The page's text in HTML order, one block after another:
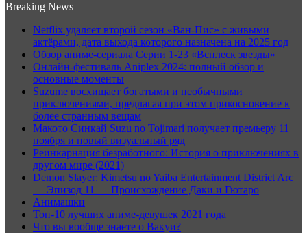
Breaking News
Netflix удаляет второй сезон «Ван-Пис» с живыми
актёрами, дата выхода которого назначена на 2025 год
Обзор аниме-сериала Серии 1-23 «Всплеск звезды»
Онлайн-фестиваль Aniplex 2024: полный обзор и
основные моменты
Suzume восхищает богатыми и необычными
приключениями, предлагая при этом прикосновение к
более странным вещам
Макото Синкай Suzu no Tojimari получает премьеру 11
ноября и новый визуальный ряд
Реинкарнация безработного: История о приключениях в
другом мире (2021)
Demon Slayer: Kimetsu no Yaiba Entertainment District Arc
— Эпизод 11 — Происхождение Даки и Гютаро
Анимашки
Топ-10 лучших аниме-девушек 2021 года
Что вы вообще знаете о Вакуи?